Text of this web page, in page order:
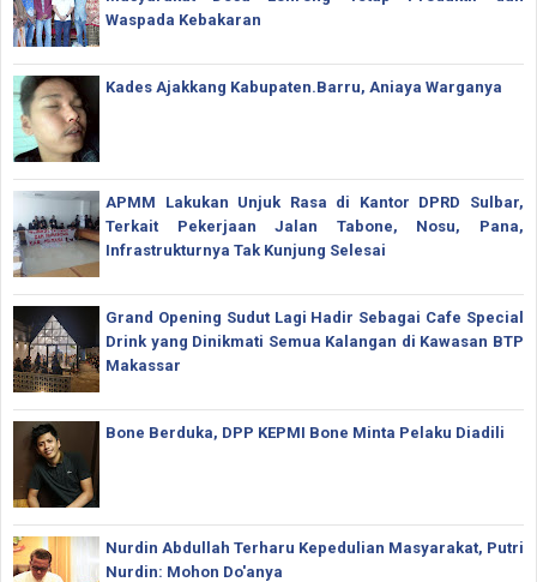
Waspada Kebakaran
Kades Ajakkang Kabupaten.Barru, Aniaya Warganya
APMM Lakukan Unjuk Rasa di Kantor DPRD Sulbar,
Terkait Pekerjaan Jalan Tabone, Nosu, Pana,
Infrastrukturnya Tak Kunjung Selesai
Grand Opening Sudut Lagi Hadir Sebagai Cafe Special
Drink yang Dinikmati Semua Kalangan di Kawasan BTP
Makassar
Bone Berduka, DPP KEPMI Bone Minta Pelaku Diadili
Nurdin Abdullah Terharu Kepedulian Masyarakat, Putri
Nurdin: Mohon Do'anya